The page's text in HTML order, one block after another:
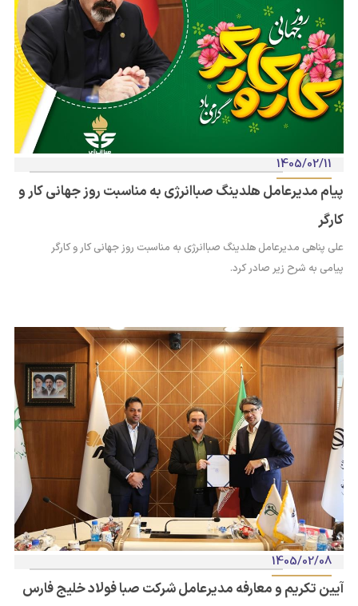
1405/02/11
پیام مدیرعامل هلدینگ صباانرژی به مناسبت روز جهانی کار و
کارگر
علی پناهی مدیرعامل هلدینگ صباانرژی به مناسبت روز جهانی کار و کارگر
پیامی به شرح زیر صادر کرد.
1405/02/08
آیین تکریم و معارفه مدیرعامل شرکت صبا فولاد خلیج فارس